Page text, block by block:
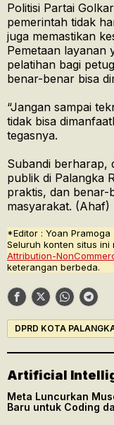
Politisi Partai
pemerintah tidak
juga memastikan
Pemetaan layanan
pelatihan bagi
benar-benar bisa
“Jangan sampai
tidak bisa
tegasnya.
Subandi berharap,
publik di Palangka
praktis, dan
masyarakat. (Ahaf)
*Editor : Yoan Pramoga
Seluruh konten situs ini
Attribution-
keterangan berbeda.
DPRD KOTA
Artificial
Meta Luncurkan
Baru untuk Coding